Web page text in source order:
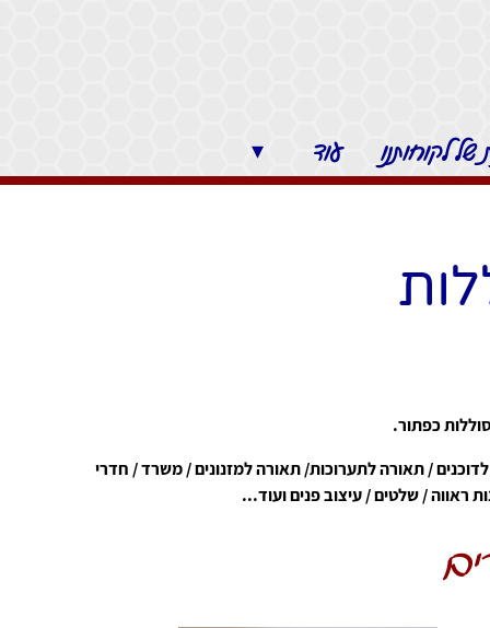
של לקוחותנו עוד ▾
/ תאורה לתערוכות/ תאורה למזנונים / משרד / חדרי
ראווה / שלטים / עיצוב פנים ועוד...